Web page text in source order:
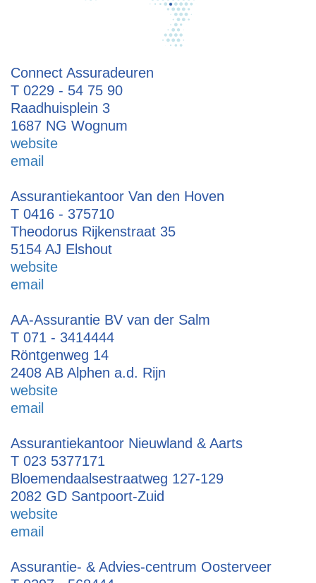
Connect Assuradeuren
T 0229 - 54 75 90
Raadhuisplein 3
1687 NG Wognum
website
email
Assurantiekantoor Van den Hoven
T 0416 - 375710
Theodorus Rijkenstraat 35
5154 AJ Elshout
website
email
AA-Assurantie BV van der Salm
T 071 - 3414444
Röntgenweg 14
2408 AB Alphen a.d. Rijn
website
email
Assurantiekantoor Nieuwland & Aarts
T 023 5377171
Bloemendaalsestraatweg 127-129
2082 GD Santpoort-Zuid
website
email
Assurantie- & Advies-centrum Oosterveer